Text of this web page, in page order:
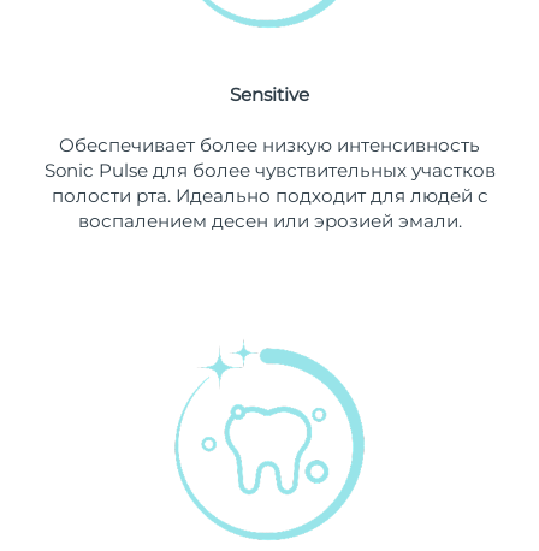
Sensitive
Обеспечивает более низкую интенсивность
Sonic Pulse для более чувствительных участков
полости рта. Идеально подходит для людей с
воспалением десен или эрозией эмали.
Новая Зеландия
9/08/26
Норвегия
Ожидаемая дата доставки
9/08/26
Ожидаемая дата доставки
Ожидаемая дата доставки
Ожидаемая дата доставки